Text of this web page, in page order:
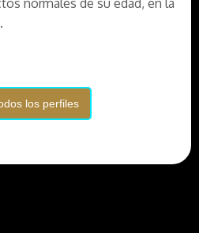
normales de su edad, en la